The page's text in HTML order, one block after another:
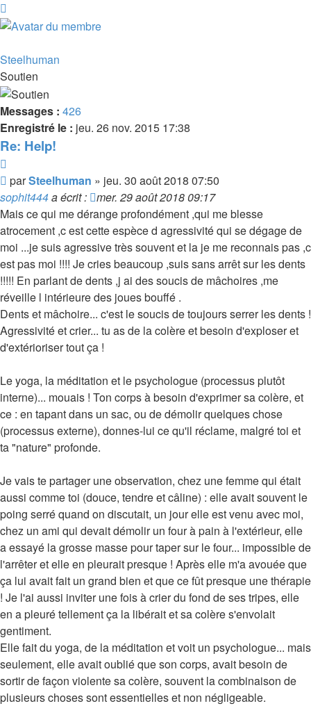
Steelhuman
Soutien
Messages : 426
Enregistré le : jeu. 26 nov. 2015 17:38
Re: Help!
Message
parSteelhuman » jeu. 30 août 2018 07:50
sophit444a écrit :
mer. 29 août 2018 09:17
Mais ce qui me dérange profondément ,qui me blesse
atrocement ,c est cette espèce d agressivité qui se dégage de
moi ...je suis agressive très souvent et la je me reconnais pas ,c
est pas moi !!!! Je cries beaucoup ,suis sans arrêt sur les dents
!!!!! En parlant de dents ,j ai des soucis de mâchoires ,me
réveille l intérieure des joues bouffé .
Dents et mâchoire... c'est le soucis de toujours serrer les dents !
Agressivité et crier... tu as de la colère et besoin d'exploser et
d'extérioriser tout ça !
Le yoga, la méditation et le psychologue (processus plutôt
interne)... mouais ! Ton corps à besoin d'exprimer sa colère, et
ce : en tapant dans un sac, ou de démolir quelques chose
(processus externe), donnes-lui ce qu'il réclame, malgré toi et
ta "nature" profonde.
Je vais te partager une observation, chez une femme qui était
aussi comme toi (douce, tendre et câline) : elle avait souvent le
poing serré quand on discutait, un jour elle est venu avec moi,
chez un ami qui devait démolir un four à pain à l'extérieur, elle
a essayé la grosse masse pour taper sur le four... impossible de
l'arrêter et elle en pleurait presque ! Après elle m'a avouée que
ça lui avait fait un grand bien et que ce fût presque une thérapie
! Je l'ai aussi inviter une fois à crier du fond de ses tripes, elle
en a pleuré tellement ça la libérait et sa colère s'envolait
gentiment.
Elle fait du yoga, de la méditation et voit un psychologue... mais
seulement, elle avait oublié que son corps, avait besoin de
sortir de façon violente sa colère, souvent la combinaison de
plusieurs choses sont essentielles et non négligeable.